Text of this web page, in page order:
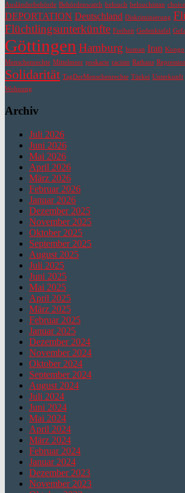
Ausländerbehörde Behördenwatch belouch belouchistan choice
DEPORTATION Deutschland Diskriminierung
Flüchtlingsunterkünfte Freiheit Gedenktafel
Göttingen Hamburg human Iran Kongo
Menschenrechte Mittelmeer poskarte racism Rathaus
Solidarität TagDerMenschenrechte Türkei Unterkunft
Wohnung
Archiv
Juli 2026
Juni 2026
Mai 2026
April 2026
März 2026
Februar 2026
Januar 2026
Dezember 2025
November 2025
Oktober 2025
September 2025
August 2025
Juli 2025
Juni 2025
Mai 2025
April 2025
März 2025
Februar 2025
Januar 2025
Dezember 2024
November 2024
Oktober 2024
September 2024
August 2024
Juli 2024
Juni 2024
Mai 2024
April 2024
März 2024
Februar 2024
Januar 2024
Dezember 2023
November 2023